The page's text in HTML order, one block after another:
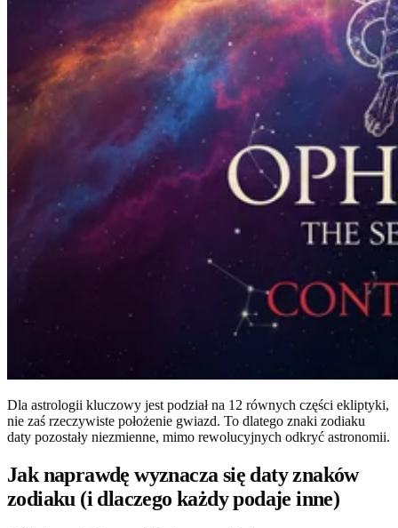
Dla astrologii kluczowy jest podział na 12 równych części ekliptyki,
nie zaś rzeczywiste położenie gwiazd. To dlatego znaki zodiaku
daty pozostały niezmienne, mimo rewolucyjnych odkryć astronomii.
Jak naprawdę wyznacza się daty znaków
zodiaku (i dlaczego każdy podaje inne)